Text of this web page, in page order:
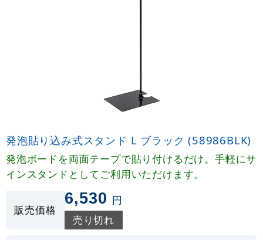
発泡貼り込み式スタンド L ブラック (58986BLK)
発泡ボードを両面テープで貼り付けるだけ。手軽にサ
インスタンドとしてご利用いただけます。
販売価格
6,530 円
売り切れ